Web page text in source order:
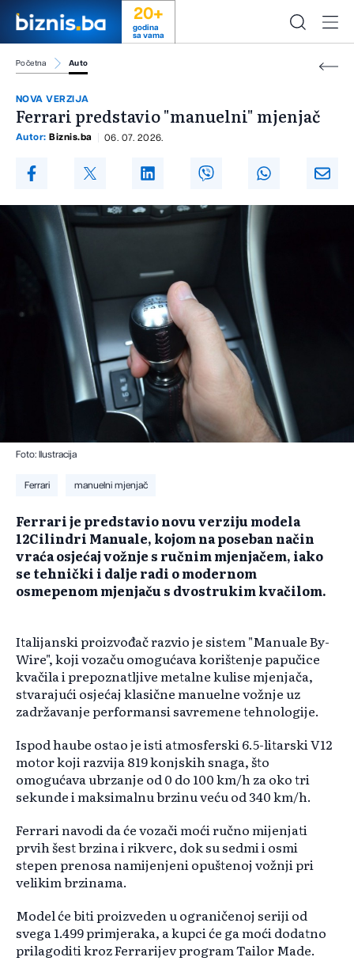
20+
godina
sa vama
Početna Auto
NOVA VERZIJA
Ferrari predstavio "manuelni" mjenjač
Autor: Biznis.ba 06. 07. 2026.
Foto: Ilustracija
Ferrari manuelni mjenjač
​Ferrari je predstavio novu verziju modela
12Cilindri Manuale, kojom na poseban način
vraća osjećaj vožnje s ručnim mjenjačem, iako
se tehnički i dalje radi o modernom
osmepenom mjenjaču s dvostrukim kvačilom.
Italijanski proizvođač razvio je sistem "Manuale By-
Wire", koji vozaču omogućava korištenje papučice
kvačila i prepoznatljive metalne kulise mjenjača,
stvarajući osjećaj klasične manuelne vožnje uz
zadržavanje performansi savremene tehnologije.
Ispod haube ostao je isti atmosferski 6.5-litarski V12
motor koji razvija 819 konjskih snaga, što
omogućava ubrzanje od 0 do 100 km/h za oko tri
sekunde i maksimalnu brzinu veću od 340 km/h.
Ferrari navodi da će vozači moći ručno mijenjati
prvih šest brzina i rikverc, dok su sedmi i osmi
stepen prenosa namijenjeni opuštenoj vožnji pri
velikim brzinama.
Model će biti proizveden u ograničenoj seriji od
svega 1.499 primjeraka, a kupci će ga moći dodatno
prilagoditi kroz Ferrarijev program Tailor Made.